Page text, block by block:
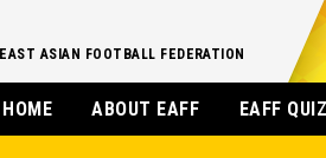
EAST ASIAN FOOTBALL FEDERATION
HOME ABOUT EAFF EAFF